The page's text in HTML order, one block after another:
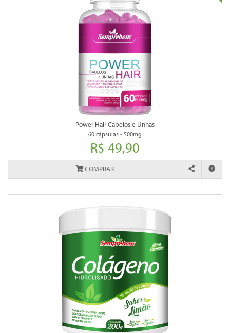
Power Hair Cabelos e Unhas
60 cápsulas - 500mg
R$ 49,90
COMPRAR